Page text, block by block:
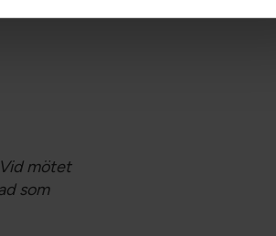
mötet
som